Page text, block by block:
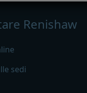
Renishaw
sedi